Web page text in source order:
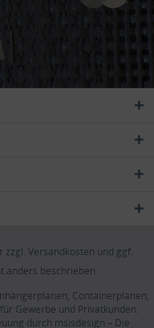
zzgl. Versandkosten und ggf.
anders beschrieben
Containerplanen,
Gewerbe und Privatkunden.
durch msisdesign – Die